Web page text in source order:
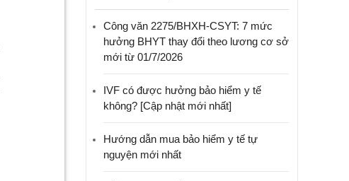
Công văn 2275/BHXH-CSYT: 7 mức
hưởng BHYT thay đổi theo lương cơ sở
mới từ 01/7/2026
IVF có được hưởng bảo hiểm y tế
không? [Cập nhật mới nhất]
Hướng dẫn mua bảo hiểm y tế tự
nguyện mới nhất